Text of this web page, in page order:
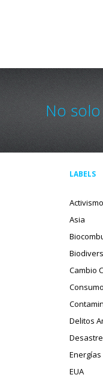
No
LABELS
Asia
Cambio
Delitos
EUA